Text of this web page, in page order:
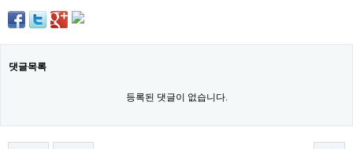
댓글목록
등록된 댓글이 없습니다.